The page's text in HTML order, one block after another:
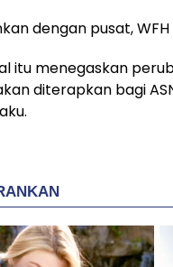
dengan pusat,
itu menegaskan
diterapkan bagi